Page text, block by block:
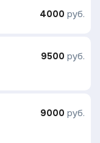
4000 руб.
9500 руб.
9000 руб.